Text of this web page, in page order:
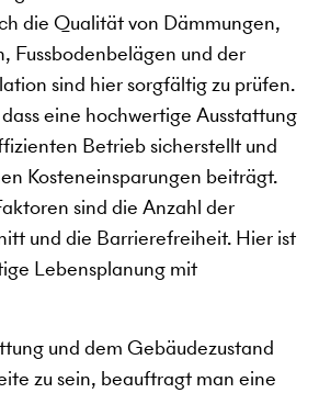
die Qualität von Dämmungen,
Fussbodenbelägen und der
sind hier sorgfältig zu prüfen.
eine hochwertige Ausstattung
Betrieb sicherstellt und
Kosteneinsparungen beiträgt.
sind die Anzahl der
und die Barrierefreiheit. Hier ist
Lebensplanung mit
und dem Gebäudezustand
zu sein, beauftragt man eine